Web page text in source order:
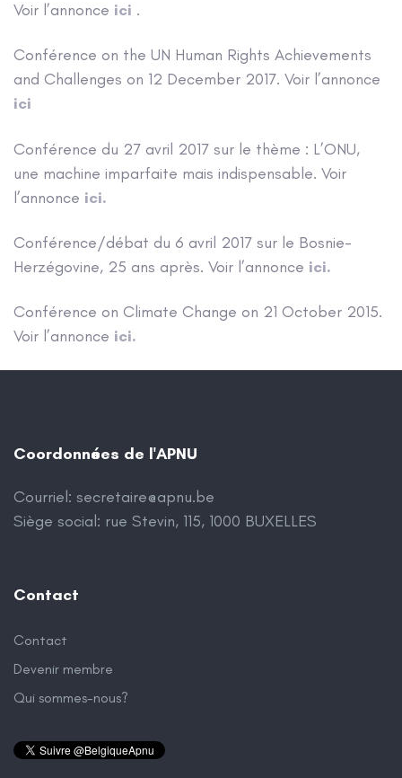
Voir l’annonce ici .
Conférence on the UN Human Rights Achievements
and Challenges on 12 December 2017. Voir l’annonce
ici
Conférence du 27 avril 2017 sur le thème : L’ONU,
une machine imparfaite mais indispensable. Voir
l’annonce ici.
Conférence/débat du 6 avril 2017 sur le Bosnie-
Herzégovine, 25 ans après. Voir l’annonce ici.
Conférence on Climate Change on 21 October 2015.
Voir l’annonce ici.
Coordonnées de l'APNU
Courriel: secretaire@apnu.be
Siège social: rue Stevin, 115, 1000 BUXELLES
Contact
Contact
Devenir membre
Qui sommes-nous?